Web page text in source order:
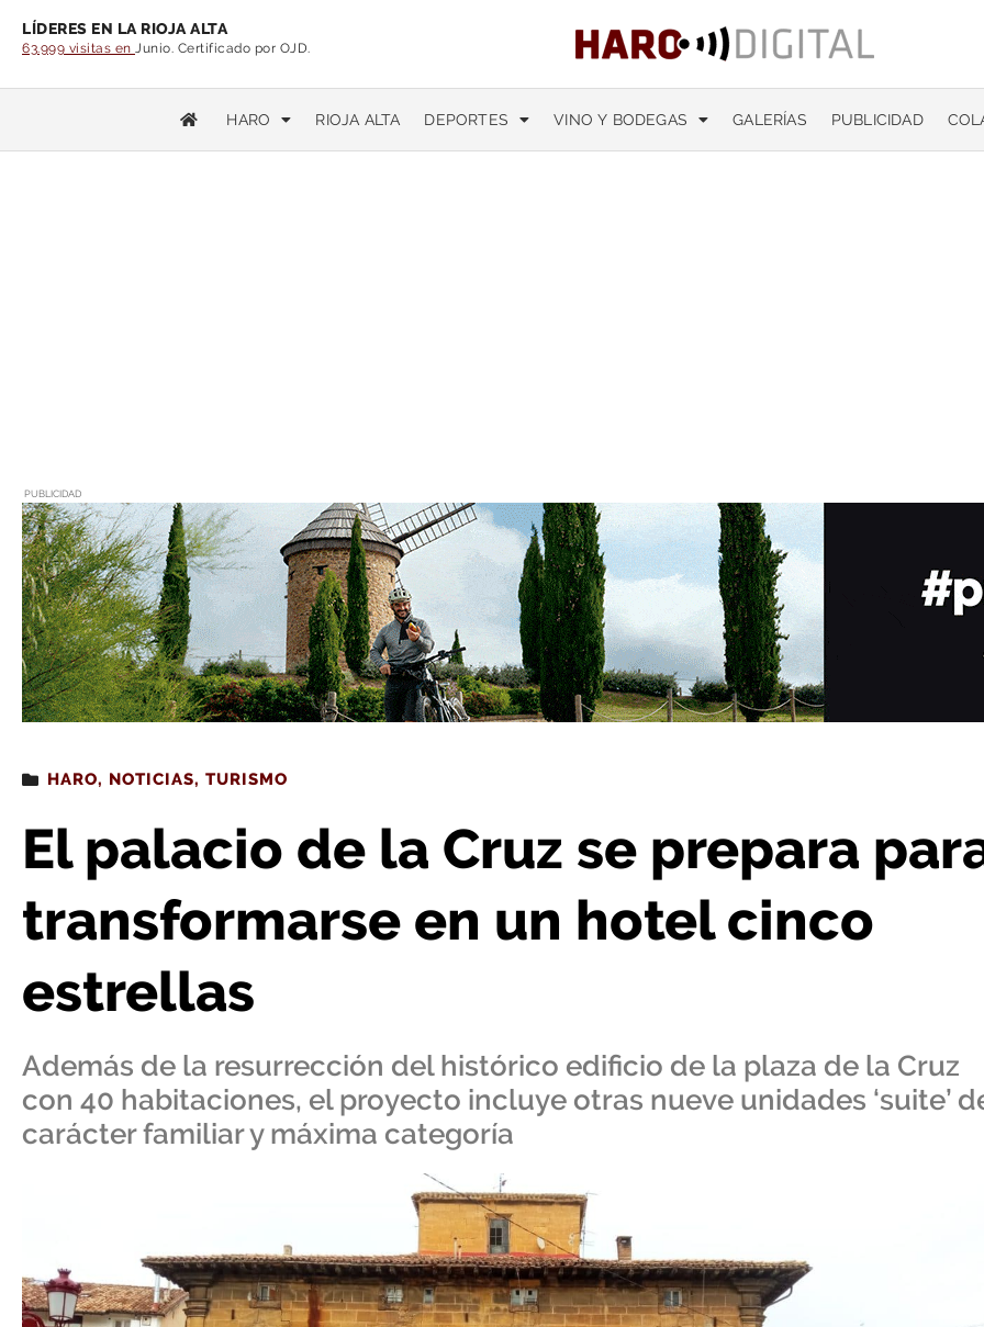
LÍDERES EN LA RIOJA ALTA
63.999 visitas en Junio. Certificado por OJD.
HARO RIOJA ALTA DEPORTES VINO Y BODEGAS GALERÍAS PUBLICIDAD
PUBLICIDAD
Estás leyendo: El palacio de la Cruz se prepara para transformarse en un hotel cinco estrellas
HARO, NOTICIAS, TURISMO
El palacio de la Cruz se prepara
transformarse en un hotel cinco
estrellas
Además de la resurrección del histórico edificio de la plaza de la Cruz
con 40 habitaciones, el proyecto incluye otras nueve unidades ‘suite’
carácter familiar y máxima categoría